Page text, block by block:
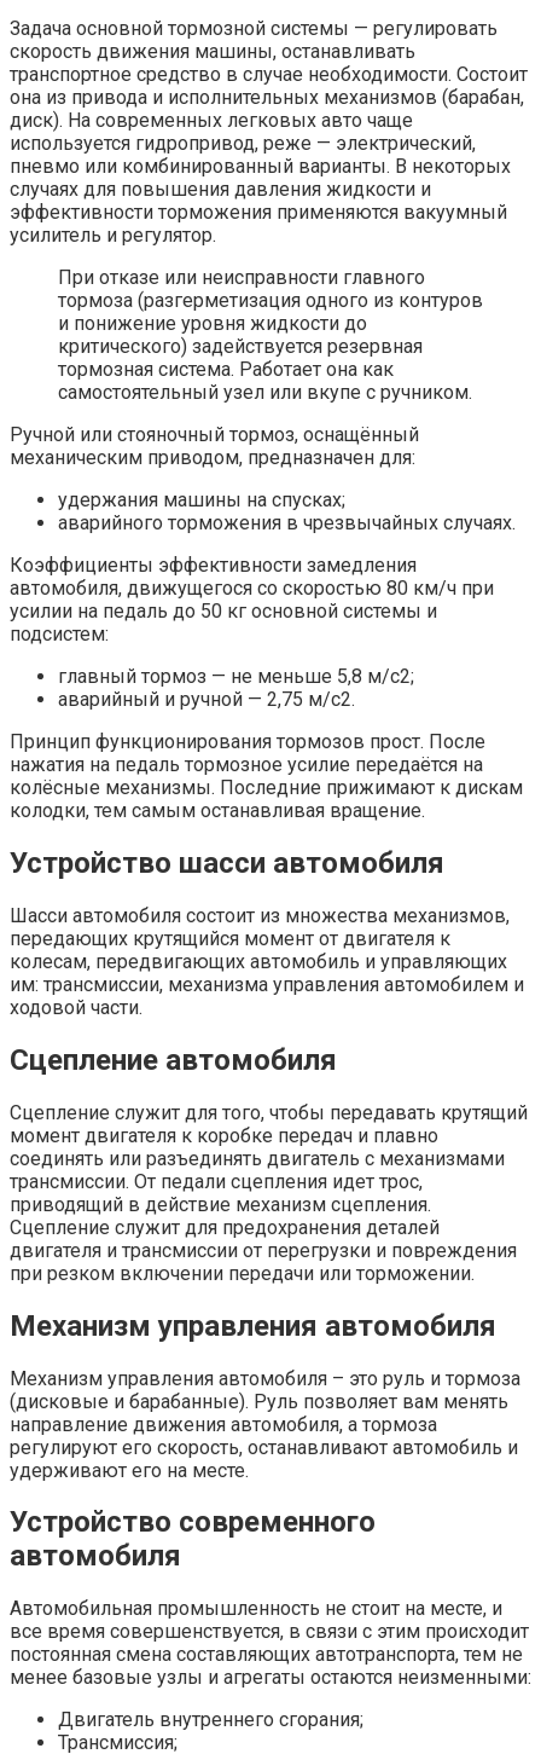
Задача основной тормозной системы — регулировать
скорость движения машины, останавливать
транспортное средство в случае необходимости. Состоит
она из привода и исполнительных механизмов (барабан,
диск). На современных легковых авто чаще
используется гидропривод, реже — электрический,
пневмо или комбинированный варианты. В некоторых
случаях для повышения давления жидкости и
эффективности торможения применяются вакуумный
усилитель и регулятор.
При отказе или неисправности главного
тормоза (разгерметизация одного из контуров
и понижение уровня жидкости до
критического) задействуется резервная
тормозная система. Работает она как
самостоятельный узел или вкупе с ручником.
Ручной или стояночный тормоз, оснащённый
механическим приводом, предназначен для:
удержания машины на спусках;
аварийного торможения в чрезвычайных случаях.
Коэффициенты эффективности замедления
автомобиля, движущегося со скоростью 80 км/ч при
усилии на педаль до 50 кг основной системы и
подсистем:
главный тормоз — не меньше 5,8 м/с2;
аварийный и ручной — 2,75 м/с2.
Принцип функционирования тормозов прост. После
нажатия на педаль тормозное усилие передаётся на
колёсные механизмы. Последние прижимают к дискам
колодки, тем самым останавливая вращение.
Устройство шасси автомобиля
Шасси автомобиля состоит из множества механизмов,
передающих крутящийся момент от двигателя к
колесам, передвигающих автомобиль и управляющих
им: трансмиссии, механизма управления автомобилем и
ходовой части.
Сцепление автомобиля
Сцепление служит для того, чтобы передавать крутящий
момент двигателя к коробке передач и плавно
соединять или разъединять двигатель с механизмами
трансмиссии. От педали сцепления идет трос,
приводящий в действие механизм сцепления.
Сцепление служит для предохранения деталей
двигателя и трансмиссии от перегрузки и повреждения
при резком включении передачи или торможении.
Механизм управления автомобиля
Механизм управления автомобиля – это руль и тормоза
(дисковые и барабанные). Руль позволяет вам менять
направление движения автомобиля, а тормоза
регулируют его скорость, останавливают автомобиль и
удерживают его на месте.
Устройство современного
автомобиля
Автомобильная промышленность не стоит на месте, и
все время совершенствуется, в связи с этим происходит
постоянная смена составляющих автотранспорта, тем не
менее базовые узлы и агрегаты остаются неизменными:
Двигатель внутреннего сгорания;
Трансмиссия;